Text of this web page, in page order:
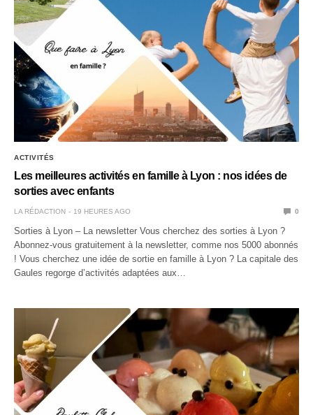
ACTIVITÉS
Les meilleures activités en famille à Lyon : nos idées de
sorties avec enfants
LA RÉDACTION 19 HEURES AGO 0
Sorties à Lyon – La newsletter Vous cherchez des sorties à Lyon ?
Abonnez-vous gratuitement à la newsletter, comme nos 5000 abonnés
! Vous cherchez une idée de sortie en famille à Lyon ? La capitale des
Gaules regorge d’activités adaptées aux…